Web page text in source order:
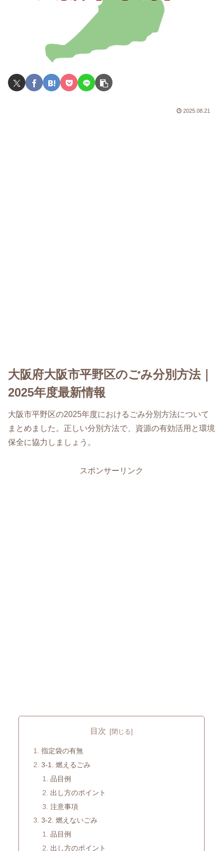
2025.08.21
大阪府大阪市平野区のごみ分別方法｜
2025年度最新情報
大阪市平野区の2025年度におけるごみ分別方法について
まとめました。正しい分別方法で、資源の有効活用と環境
保全に協力しましょう。
スポンサーリンク
目次
指定袋の有無
3-1. 燃えるごみ
品目例
出し方のポイント
注意事項
3-2. 燃えないごみ
品目例
出し方のポイント